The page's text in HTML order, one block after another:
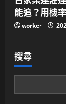
能追？用機
worker
搜尋